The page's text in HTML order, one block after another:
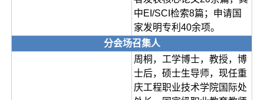
中EI/SCI检索8篇；申请国
家发明专利40余项。
分会场召集人
周桐，工学博士，教授，博
士后，硕士生导师，现任重
庆工程职业技术学院国际处